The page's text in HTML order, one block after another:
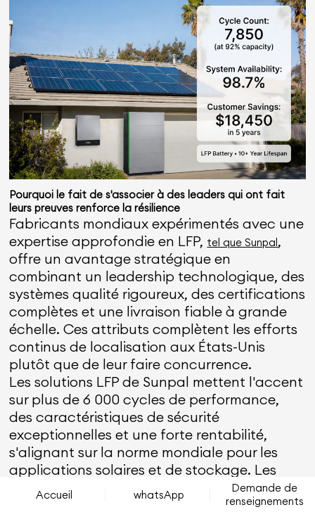
Pourquoi le fait de s'associer à des leaders qui ont fait
leurs preuves renforce la résilience
Fabricants mondiaux expérimentés avec une
expertise approfondie en LFP, tel que Sunpal,
offre un avantage stratégique en
combinant un leadership technologique, des
systèmes qualité rigoureux, des certifications
complètes et une livraison fiable à grande
échelle. Ces attributs complètent les efforts
continus de localisation aux États-Unis
plutôt que de leur faire concurrence.
Les solutions LFP de Sunpal mettent l'accent
sur plus de 6 000 cycles de performance,
des caractéristiques de sécurité
exceptionnelles et une forte rentabilité,
s'alignant sur la norme mondiale pour les
applications solaires et de stockage. Les
services orientés vers l'Amérique du Nord, y
compris le support technique, les stocks pré-
Accueil whatsApp
Demande de
renseignements